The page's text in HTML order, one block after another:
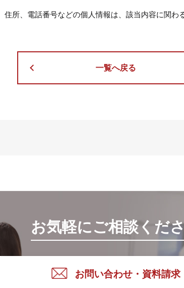
所、電話番号などの個人情報は、該当内容に関わ
一覧へ戻る
お気軽にご相談くだ
お問い合わせ・資料請求